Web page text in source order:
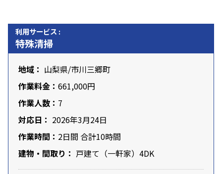
利用サービス :
特殊清掃
地域： 山梨県/市川三郷町
作業料金： 661,000円
作業人数： 7
対応日： 2026年3月24日
作業時間： 2日間 合計10時間
建物・間取り： 戸建て（一軒家）4DK